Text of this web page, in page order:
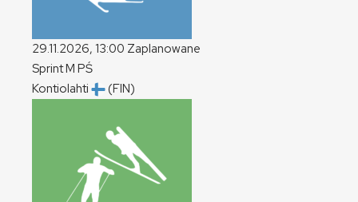
29.11.2026, 13:00 Zaplanowane
SprintM PŚ
Kontiolahti
(FIN)